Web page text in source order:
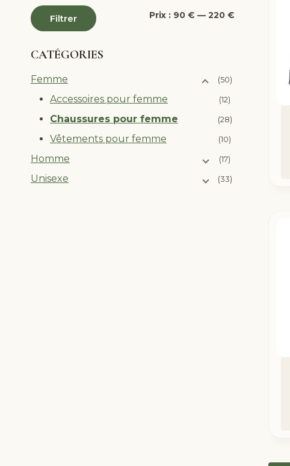
Prix
Prix
Filtrer Prix : 90 € — 220 €
CATÉGORIES
Femme (50)
Accessoires pour femme (12)
Chaussures pour femme (28)
Vêtements pour femme (10)
Homme (17)
Unisexe (33)